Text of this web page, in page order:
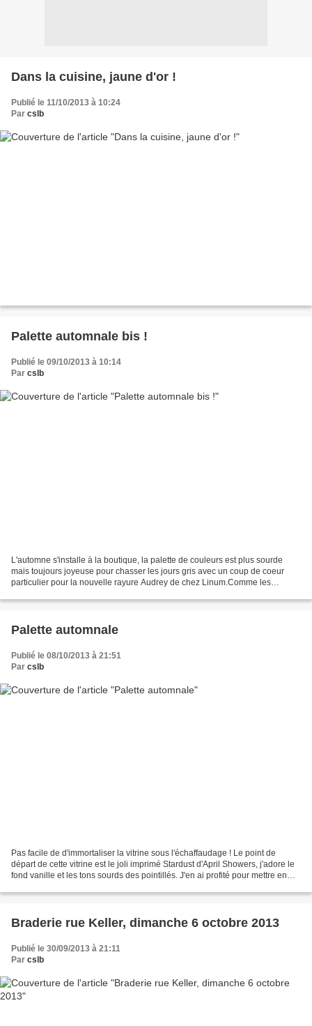
Dans la cuisine, jaune d'or !
Publié le 11/10/2013 à 10:24
Par cslb
Palette automnale bis !
Publié le 09/10/2013 à 10:14
Par cslb
L'automne s'installe à la boutique, la palette de couleurs est plus sourde
mais toujours joyeuse pour chasser les jours gris avec un coup de coeur
particulier pour la nouvelle rayure Audrey de chez Linum.Comme les
Palette automnale
Publié le 08/10/2013 à 21:51
Par cslb
Pas facile de d'immortaliser la vitrine sous l'échaffaudage ! Le point de
départ de cette vitrine est le joli imprimé Stardust d'April Showers, j'adore le
fond vanille et les tons sourds des pointillés. J'en ai profité pour mettre en
Braderie rue Keller, dimanche 6 octobre 2013
Publié le 30/09/2013 à 21:11
Par cslb